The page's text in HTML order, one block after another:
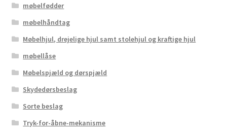
møbelfødder
møbelhåndtag
Møbelhjul, drejelige hjul samt stolehjul og kraftige hjul
møbellåse
Møbelspjæld og dørspjæld
Skydedørsbeslag
Sorte beslag
Tryk-for-åbne-mekanisme